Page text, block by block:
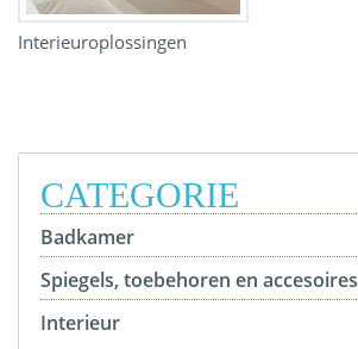
Interieuroplossingen
CATEGORIE
Badkamer
Spiegels, toebehoren en accesoires
Interieur